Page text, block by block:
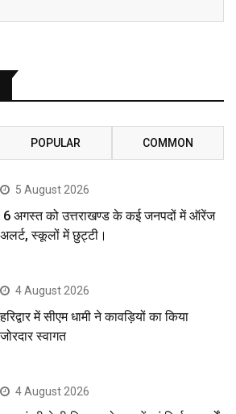
POPULAR COMMON
5 August 2026
6 अगस्त को उत्तराखण्ड के कई जनपदों में ऑरेंज
अलर्ट, स्कूलों में छुट्टी।
4 August 2026
हरिद्वार में सीएम धामी ने कावड़ियों का किया
जोरदार स्वागत
4 August 2026